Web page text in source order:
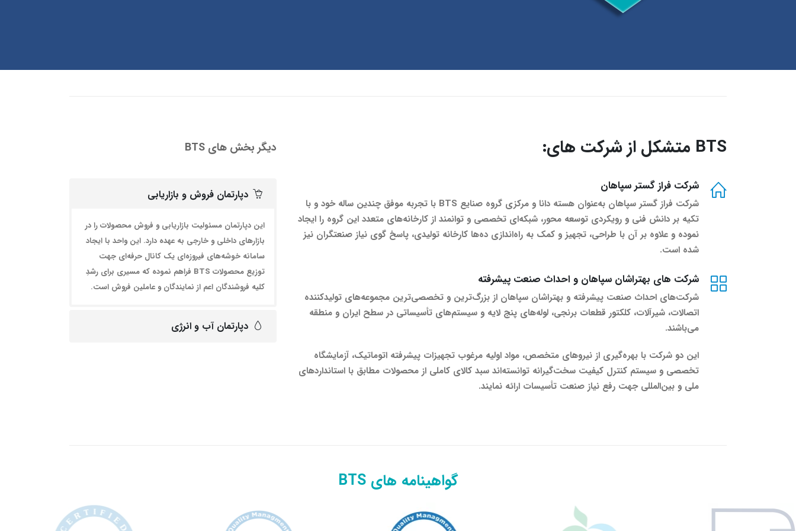
BTS متشکل از شرکت های:
شرکت فراز گستر سپاهان
شرکت فراز گستر سپاهان به‌عنوان هسته دانا و مرکزی گروه صنایع BTS با تجربه موفق چندین ساله خود و با
تکیه بر دانش فنی و رویکردی توسعه محور، شبکه‌ای تخصصی و توانمند از کارخانه‌های متعدد این گروه را ایجاد
نموده و علاوه بر آن با طراحی، تجهیز و کمک به راه‌اندازی ده‌ها کارخانه تولیدی، پاسخ گوی نیاز صنعتگران نیز
شده است.
شرکت های بهتراشان سپاهان و احداث صنعت پیشرفته
شرکت‌های احداث صنعت پیشرفته و بهتراشان سپاهان از بزرگ‌ترین و تخصصی‌ترین مجموعه‌های تولیدکننده
اتصالات، شیرآلات، کلکتور قطعات برنجی، لوله‌های پنج لایه و سیستم‌های تأسیساتی در سطح ایران و منطقه
می‌باشند.
این دو شرکت با بهره‌گیری از نیروهای متخصص، مواد اولیه مرغوب تجهیزات پیشرفته اتوماتیک، آزمایشگاه
تخصصی و سیستم کنترل کیفیت سخت‌گیرانه توانسته‌اند سبد کالای کاملی از محصولات مطابق با استانداردهای
ملی و بین‌المللی جهت رفع نیاز صنعت تأسیسات ارائه نمایند.
دیگر بخش های BTS
دپارتمان فروش و بازاریابی
این دپارتمان مسئولیت بازاریابی و فروش محصولات را در
بازارهای داخلی و خارجی به عهده دارد. این واحد با ایجاد
سامانه خوشه‌های فیروزه‌ای یک کانال حرفه‌ای جهت
توزیع محصولات BTS فراهم نموده که مسیری برای رشدِ
کلیه فروشندگان اعم از نمایندگان و عاملین فروش است.
دپارتمان آب و انرژی
گواهینامه های BTS